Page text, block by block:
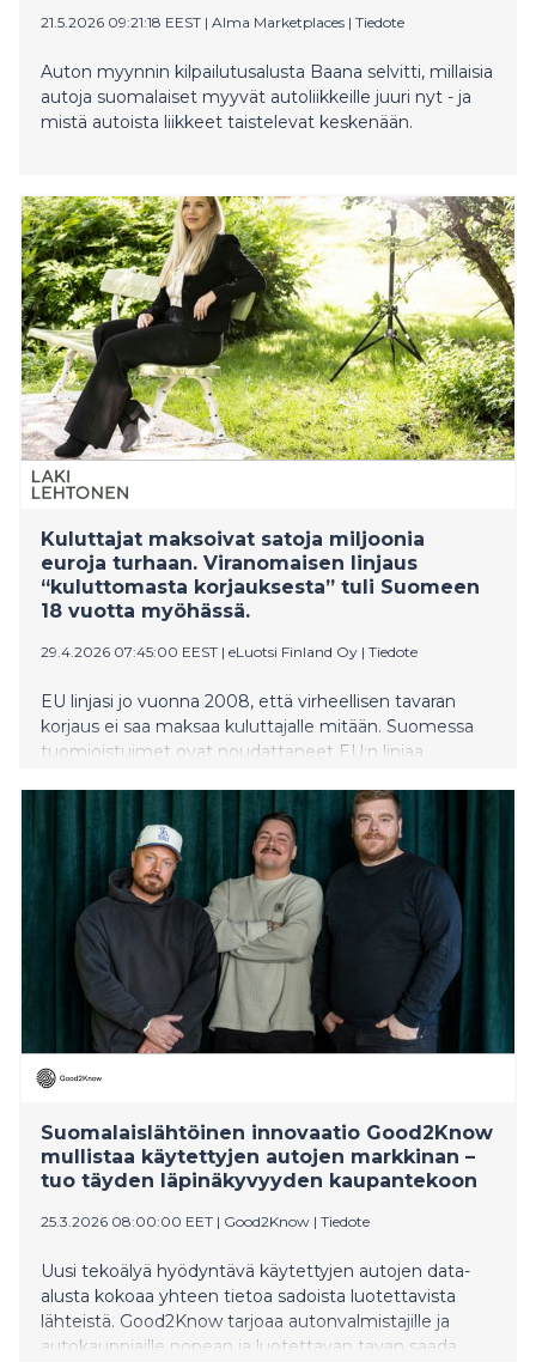
21.5.2026 09:21:18 EEST | Alma Marketplaces | Tiedote
Auton myynnin kilpailutusalusta Baana selvitti, millaisia
autoja suomalaiset myyvät autoliikkeille juuri nyt - ja
mistä autoista liikkeet taistelevat keskenään.
Kuluttajat maksoivat satoja miljoonia
euroja turhaan. Viranomaisen linjaus
“kuluttomasta korjauksesta” tuli Suomeen
18 vuotta myöhässä.
29.4.2026 07:45:00 EEST | eLuotsi Finland Oy | Tiedote
EU linjasi jo vuonna 2008, että virheellisen tavaran
korjaus ei saa maksaa kuluttajalle mitään. Suomessa
tuomioistuimet ovat noudattaneet EU:n linjaa
Lautakunta muutti linjansa 15.4.2026. Viiveen hinnaksi
arvioidaan satoja miljoonia euroja.
Suomalaislähtöinen innovaatio Good2Know
mullistaa käytettyjen autojen markkinan –
tuo täyden läpinäkyvyyden kaupantekoon
25.3.2026 08:00:00 EET | Good2Know | Tiedote
Uusi tekoälyä hyödyntävä käytettyjen autojen data-
alusta kokoaa yhteen tietoa sadoista luotettavista
lähteistä. Good2Know tarjoaa autonvalmistajille ja
autokauppiaille nopean ja luotettavan tavan saada